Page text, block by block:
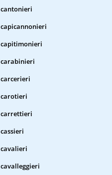
cantonieri
capicannonieri
capitimonieri
carabinieri
carcerieri
carotieri
carrettieri
cassieri
cavalieri
cavalleggieri